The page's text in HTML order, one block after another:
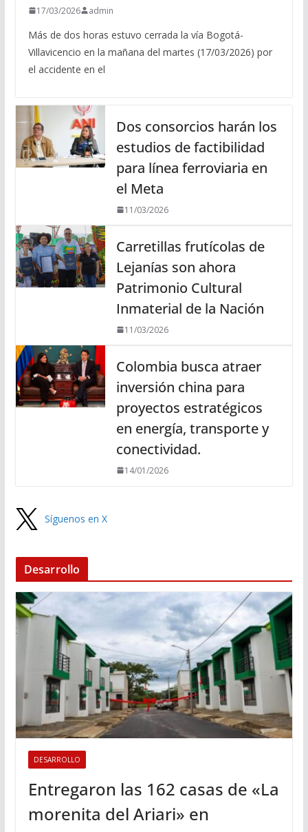
17/03/2026 admin
Más de dos horas estuvo cerrada la vía Bogotá-
Villavicencio en la mañana del martes (17/03/2026) por
el accidente en el
Dos consorcios harán los
estudios de factibilidad
para línea ferroviaria en
el Meta
11/03/2026
Carretillas frutícolas de
Lejanías son ahora
Patrimonio Cultural
Inmaterial de la Nación
11/03/2026
Colombia busca atraer
inversión china para
proyectos estratégicos
en energía, transporte y
conectividad.
14/01/2026
Síguenos en X
Desarrollo
DESARROLLO
Entregaron las 162 casas de «La
morenita del Ariari» en